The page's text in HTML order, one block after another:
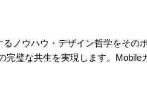
ノウハウ・デザイン哲学をそ
璧な共生を実現します。